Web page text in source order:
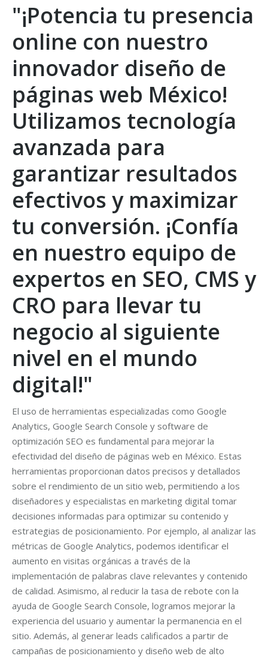
"¡Potencia tu presencia
online con nuestro
innovador diseño de
páginas web México!
Utilizamos tecnología
avanzada para
garantizar resultados
efectivos y maximizar
tu conversión. ¡Confía
en nuestro equipo de
expertos en SEO, CMS y
CRO para llevar tu
negocio al siguiente
nivel en el mundo
digital!"
El uso de herramientas especializadas como Google
Analytics, Google Search Console y software de
optimización SEO es fundamental para mejorar la
efectividad del diseño de páginas web en México. Estas
herramientas proporcionan datos precisos y detallados
sobre el rendimiento de un sitio web, permitiendo a los
diseñadores y especialistas en marketing digital tomar
decisiones informadas para optimizar su contenido y
estrategias de posicionamiento. Por ejemplo, al analizar las
métricas de Google Analytics, podemos identificar el
aumento en visitas orgánicas a través de la
implementación de palabras clave relevantes y contenido
de calidad. Asimismo, al reducir la tasa de rebote con la
ayuda de Google Search Console, logramos mejorar la
experiencia del usuario y aumentar la permanencia en el
sitio. Además, al generar leads calificados a partir de
campañas de posicionamiento y diseño web de alto